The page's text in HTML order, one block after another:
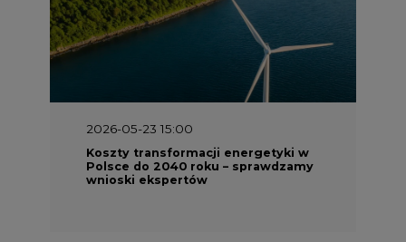
2026-05-23 15:00
Koszty transformacji energetyki w
Polsce do 2040 roku – sprawdzamy
wnioski ekspertów